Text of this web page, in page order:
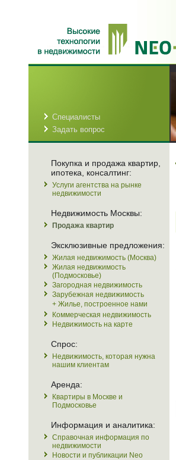
Специалисты
Задать вопрос
Покупка и продажа квартир,
ипотека, консалтинг:
Услуги агентства на рынке
недвижимости
Недвижимость Москвы:
Продажа квартир
Эксклюзивные предложения:
Жилая недвижимость (Москва)
Жилая недвижимость
(Подмосковье)
Загородная недвижимость
Зарубежная недвижимость
+ Жилье, построенное нами
Коммерческая недвижимость
Недвижимость на карте
Спрос:
Недвижимость, которая нужна
нашим клиентам
Аренда:
Квартиры в Москве и
Подмосковье
Информация и аналитика:
Справочная информация по
недвижимости
Новости и публикации Neo